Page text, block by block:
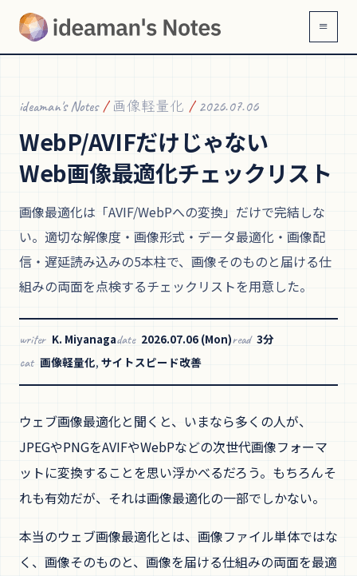
≡
ideaman's Notes / 画像軽量化 / 2026.07.06
WebP/AVIFだけじゃない
Web画像最適化チェックリスト
画像最適化は「AVIF/WebPへの変換」だけで完結しな
い。適切な解像度・画像形式・データ最適化・画像配
信・遅延読み込みの5本柱で、画像そのものと届ける仕
組みの両面を点検するチェックリストを用意した。
writer K. Miyanagadate 2026.07.06 (Mon)read 3分
cat 画像軽量化, サイトスピード改善
ウェブ画像最適化と聞くと、いまなら多くの人が、
JPEGやPNGをAVIFやWebPなどの次世代画像フォーマ
ットに変換することを思い浮かべるだろう。もちろんそ
れも有効だが、それは画像最適化の一部でしかない。
本当のウェブ画像最適化とは、画像ファイル単体ではな
く、画像そのものと、画像を届ける仕組みの両面を最適